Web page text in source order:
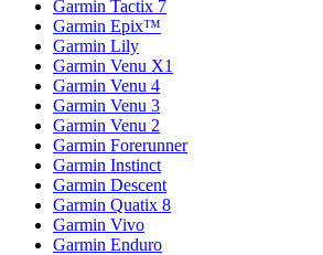
Garmin Tactix 7
Garmin Epix™
Garmin Lily
Garmin Venu X1
Garmin Venu 4
Garmin Venu 3
Garmin Venu 2
Garmin Forerunner
Garmin Instinct
Garmin Descent
Garmin Quatix 8
Garmin Vivo
Garmin Enduro